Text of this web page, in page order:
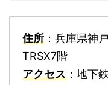
住所 ：兵庫県神
TRSX7階
アクセス ：地下